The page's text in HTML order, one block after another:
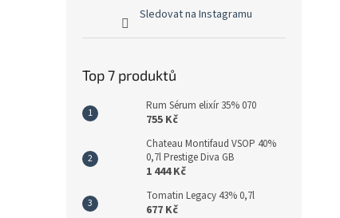
Sledovat na Instagramu
Top 7 produktů
Rum Sérum elixír 35% 070
755 Kč
Chateau Montifaud VSOP 40%
0,7l Prestige Diva GB
1 444 Kč
Tomatin Legacy 43% 0,7l
677 Kč